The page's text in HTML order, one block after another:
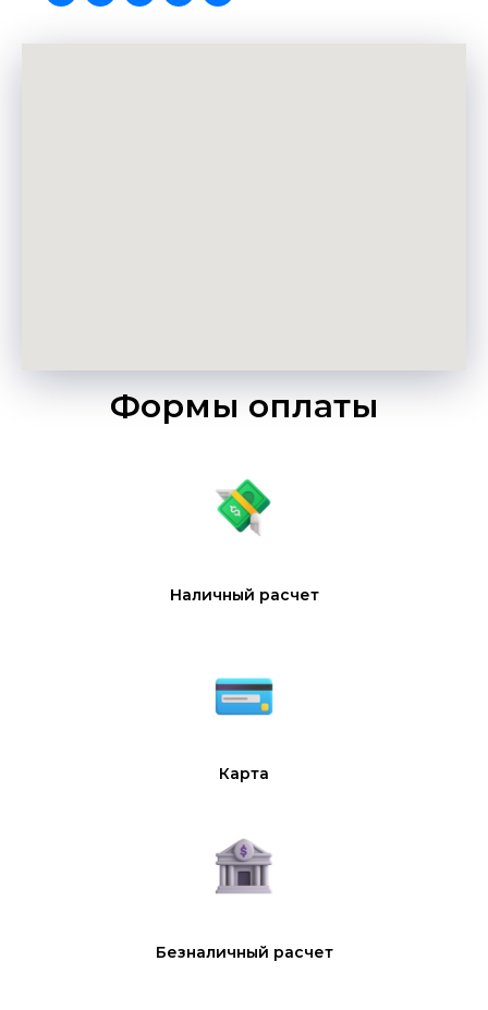
Формы оплаты
Наличный расчет
Карта
Безналичный расчет